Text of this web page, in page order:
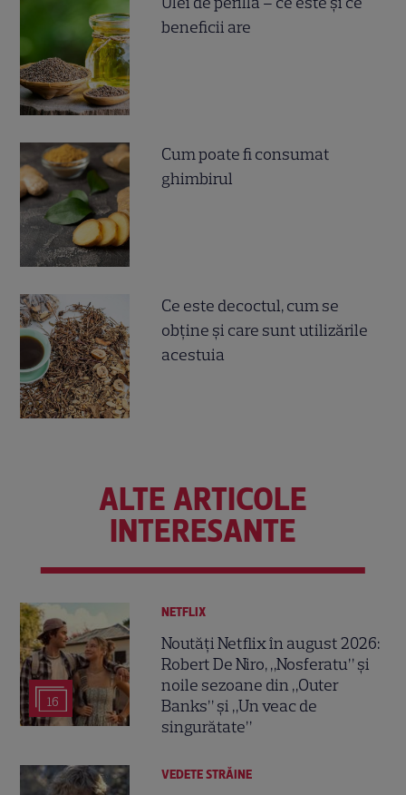
beneficii are
Cum poate fi consumat
ghimbirul
Ce este decoctul, cum se
obţine şi care sunt utilizările
acestuia
ALTE ARTICOLE
INTERESANTE
16
NETFLIX
Noutăți Netflix în august 2026:
Robert De Niro, „Nosferatu” și
noile sezoane din „Outer
Banks” și „Un veac de
singurătate”
VEDETE STRĂINE